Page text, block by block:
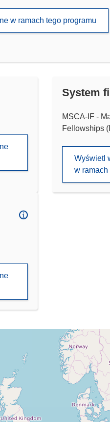
w ramach tego programu
System
MSCA-IF -
Fellowships
Wyświetl
w